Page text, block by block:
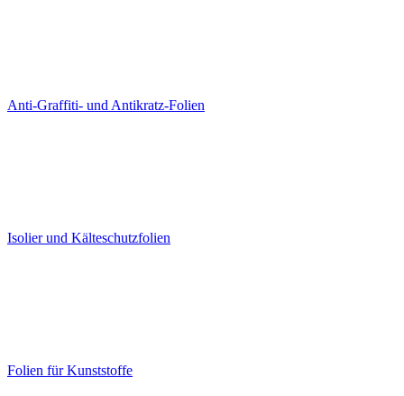
Anti-Graffiti- und Antikratz-Folien
Isolier und Kälteschutzfolien
Folien für Kunststoffe